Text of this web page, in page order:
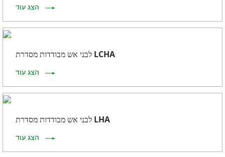
הצג עוד
לבני אש מבודדות מסדרת LCHA
הצג עוד
לבני אש מבודדות מסדרת LHA
הצג עוד